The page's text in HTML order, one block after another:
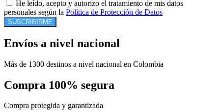
He leído, acepto y autorizo el tratamiento de mis datos
personales según la Política de Protección de Datos
SUSCRIBIRME
Envíos a nivel nacional
Más de 1300 destinos a nivel nacional en Colombia
Compra 100% segura
Compra protegida y garantizada